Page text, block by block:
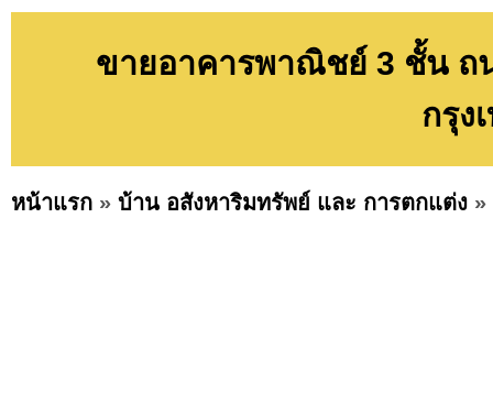
ขายอาคารพาณิชย์ 3 ชั้น ถ
กรุง
หน้าแรก » บ้าน อสังหาริมทรัพย์ และ การตกแต่ง »